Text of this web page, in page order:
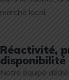
marché local.
Réactivité,
disponibilité
Notre équipe